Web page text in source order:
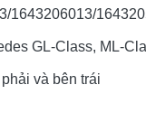
1643206013/
GL-Class, ML-
và bên trái